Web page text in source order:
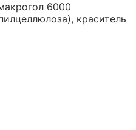
6000
краситель